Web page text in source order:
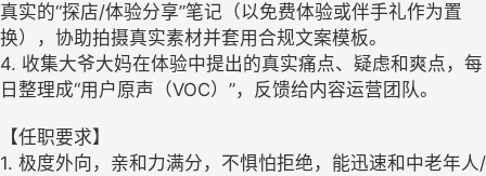
真实的“探店/体验分享”笔记（以免费体验或伴手礼作为置
换），协助拍摄真实素材并套用合规文案模板。
4. 收集大爷大妈在体验中提出的真实痛点、疑虑和爽点，每
日整理成“用户原声（VOC）”，反馈给内容运营团队。
【任职要求】
1. 极度外向，亲和力满分，不惧怕拒绝，能迅速和中老年人/